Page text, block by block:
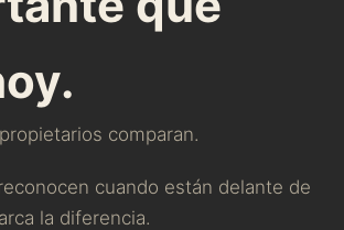
comparan.
cuando están delante de
la diferencia.